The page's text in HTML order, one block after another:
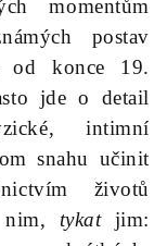
momentům
postav
od konce 19.
jde o detail
intimní
snahu učinit
životů
tykatjim: